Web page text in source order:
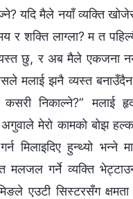
यदि मैले नयाँ व्यक्ति खोजेर
र शक्ति लाग्ला? म त
छु, र अब मैले एकजना
मलाई झनै व्यस्त
निकाल्‍ने?” मलाई
मेरो कामको बोझ
मिलाइदिए हुन्थ्यो भन्ने
मलजल गर्ने व्यक्ति
एउटी सिस्टरसँग क्षमता